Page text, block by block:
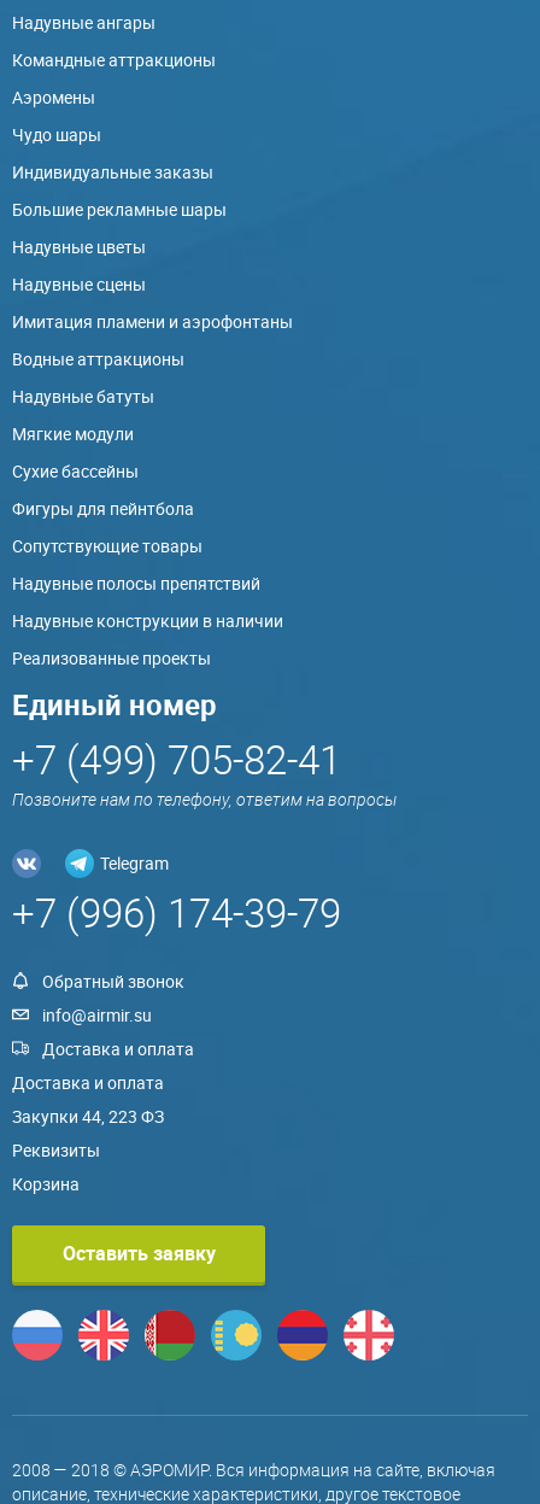
Надувные ангары
Командные аттракционы
Аэромены
Чудо шары
Индивидуальные заказы
Большие рекламные шары
Надувные цветы
Надувные сцены
Имитация пламени и аэрофонтаны
Водные аттракционы
Надувные батуты
Мягкие модули
Сухие бассейны
Фигуры для пейнтбола
Сопутствующие товары
Надувные полосы препятствий
Надувные конструкции в наличии
Реализованные проекты
Единый номер
+7 (499) 705-82-41
Позвоните нам по телефону, ответим на вопросы
Telegram
+7 (996) 174-39-79
Обратный звонок
info@airmir.su
Доставка и оплата
Доставка и оплата
Закупки 44, 223 ФЗ
Реквизиты
Корзина
Оставить заявку
2008 — 2018 © АЭРОМИР. Вся информация на сайте, включая
описание, технические характеристики, другое текстовое